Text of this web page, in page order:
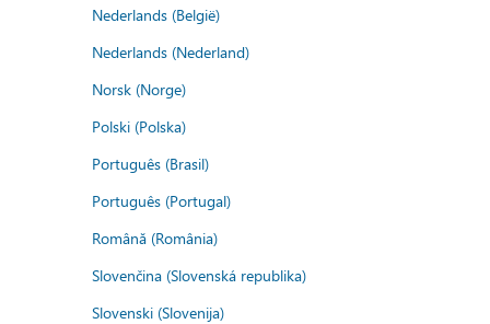
Nederlands (België)
Nederlands (Nederland)
Norsk (Norge)
Polski (Polska)
Português (Brasil)
Português (Portugal)
Română (România)
Slovenčina (Slovenská republika)
Slovenski (Slovenija)